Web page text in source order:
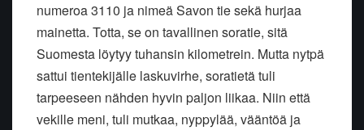
numeroa 3110 ja nimeä Savon tie sekä hurjaa
mainetta. Totta, se on tavallinen soratie, sitä
Suomesta löytyy tuhansin kilometrein. Mutta nytpä
sattui tientekijälle laskuvirhe, soratietä tuli
tarpeeseen nähden hyvin paljon liikaa. Niin että
vekille meni, tuli mutkaa, nyppylää, vääntöä ja